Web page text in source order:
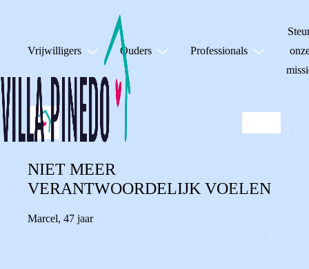
Vrijwilligers Ouders Professionals
NIET MEER
VERANTWOORDELIJK VOELEN
Marcel, 47 jaar